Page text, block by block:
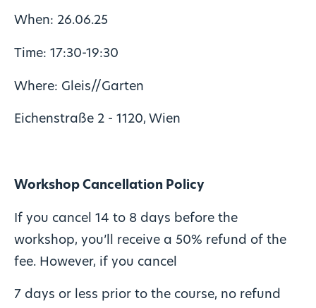
When: 26.06.25
Time: 17:30-19:30
Where: Gleis//Garten
Eichenstraße 2 - 1120, Wien
Workshop Cancellation Policy
If you cancel 14 to 8 days before the
workshop, you’ll receive a 50% refund of the
fee. However, if you cancel
7 days or less prior to the course, no refund